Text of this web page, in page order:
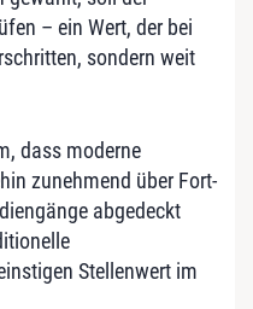
– ein Wert, der bei
sondern weit
dass moderne
zunehmend über Fort-
abgedeckt
Stellenwert im